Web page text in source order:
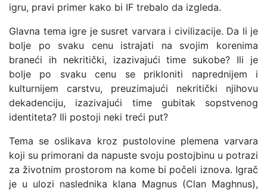
igru, pravi primer kako bi IF trebalo da izgleda.
Glavna tema igre je susret varvara i civilizacije. Da li je
bolje po svaku cenu istrajati na svojim korenima
braneći ih nekritički, izazivajući time sukobe? Ili je
bolje po svaku cenu se prikloniti naprednijem i
kulturnijem carstvu, preuzimajući nekritički njihovu
dekadenciju, izazivajući time gubitak sopstvenog
identiteta? Ili postoji neki treći put?
Tema se oslikava kroz pustolovine plemena varvara
koji su primorani da napuste svoju postojbinu u potrazi
za životnim prostorom na kome bi počeli iznova. Igrač
je u ulozi naslednika klana Magnus (Clan Maghnus),